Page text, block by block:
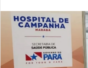
email